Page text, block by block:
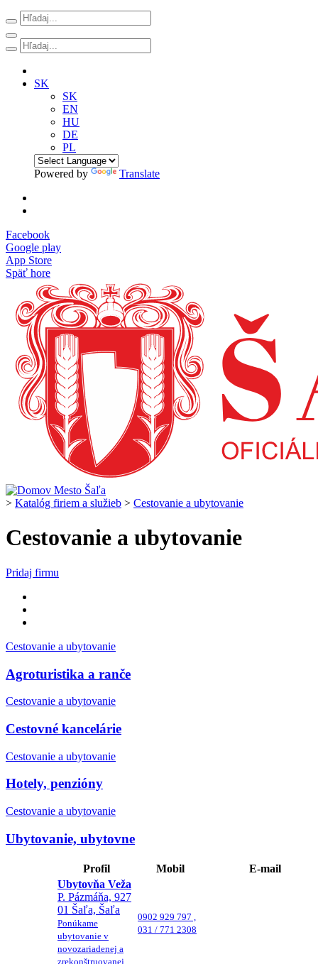
SK
SK
EN
HU
DE
PL
Powered by Translate
Facebook
Google play
App Store
Späť hore
> Katalóg firiem a služieb > Cestovanie a ubytovanie
Cestovanie a ubytovanie
Pridaj firmu
Cestovanie a ubytovanie
Agroturistika a ranče
Cestovanie a ubytovanie
Cestovné kancelárie
Cestovanie a ubytovanie
Hotely, penzióny
Cestovanie a ubytovanie
Ubytovanie, ubytovne
Profil Mobil
E-mail
Ubytovňa Veža
P. Pázmáňa, 927
01 Šaľa, Šaľa
Ponúkame
ubytovanie v
novozariadenej a
zrekonštruovanej...
0902 929 797 ,
031 / 771 2308